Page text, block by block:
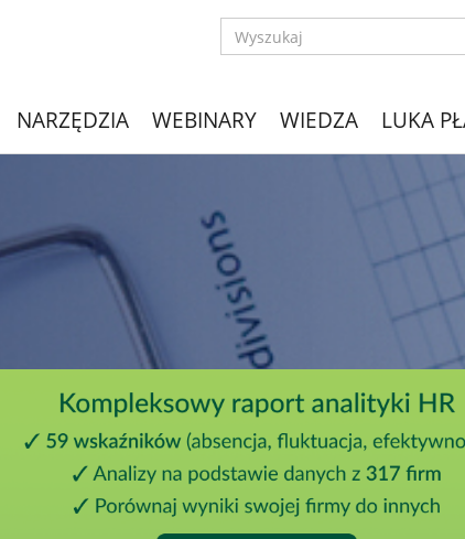
NARZĘDZIA WEBINARY WIEDZA LUKA